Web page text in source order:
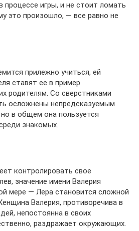
процессе игры, и не стоит ломать
это произошло, — все равно не
прилежно учиться, ей
ставят ее в пример
родителям. Со сверстниками
осложнены непредсказуемым
в общем она пользуется
знакомых.
контролировать свое
значение имени Валерия
мере — Лера становится сложной
Валерия, противоречива в
непостоянна в своих
раздражает окружающих.